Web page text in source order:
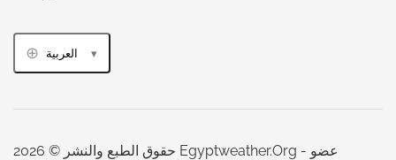
العربية
حقوق الطبع والنشر © 2026 Egyptweather.Org - عضو